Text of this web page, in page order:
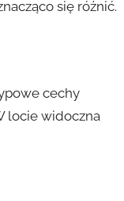
się różnić.
cechy
locie widoczna